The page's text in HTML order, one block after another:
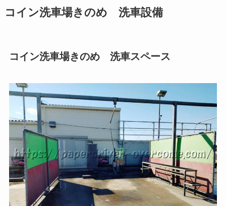
コイン洗車場きのめ 洗車設備
コイン洗車場きのめ 洗車スペース